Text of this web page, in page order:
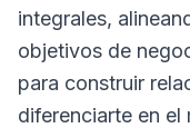
integrales,
objetivos de
para construir
diferenciarte en el